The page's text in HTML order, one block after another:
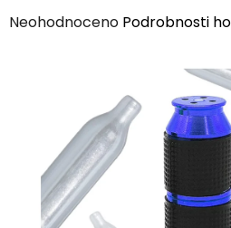
Průměrné
hvězdiček.
Neohodnoceno Podrobnosti